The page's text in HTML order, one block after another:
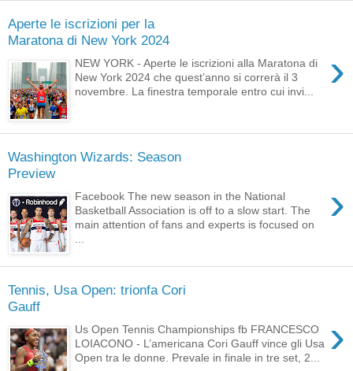
Aperte le iscrizioni per la
Maratona di New York 2024
›
NEW YORK - Aperte le iscrizioni alla Maratona di
New York 2024 che quest’anno si correrà il 3
novembre. La finestra temporale entro cui invi...
Washington Wizards: Season
Preview
›
Facebook The new season in the National
Basketball Association is off to a slow start. The
main attention of fans and experts is focused on
Tennis, Usa Open: trionfa Cori
Gauff
›
Us Open Tennis Championships fb FRANCESCO
LOIACONO - L’americana Cori Gauff vince gli Usa
Open tra le donne. Prevale in finale in tre set, 2...